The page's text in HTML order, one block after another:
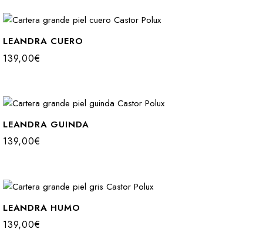
LEANDRA CUERO
139,00€
LEANDRA GUINDA
139,00€
LEANDRA HUMO
139,00€